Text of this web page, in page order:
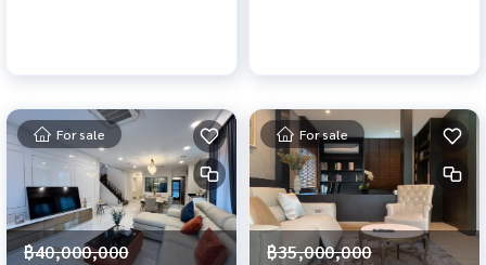
For sale
฿40,000,000
For sale
฿35,000,000